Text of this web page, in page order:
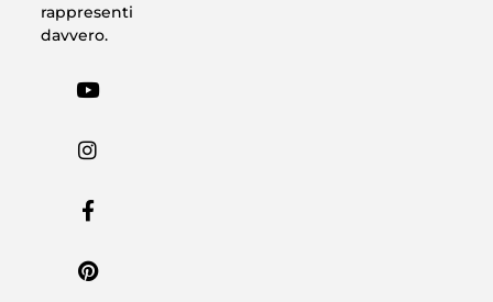
rappresenti
davvero.